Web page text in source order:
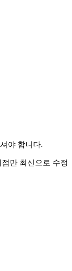
야 합니다.
만 최신으로 수정